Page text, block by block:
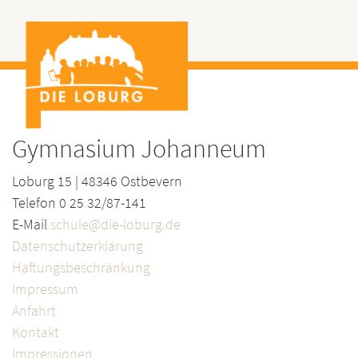
Gymnasium Johanneum
Loburg 15 | 48346 Ostbevern
Telefon 0 25 32/87-141
E-Mail schule@die-loburg.de
Datenschutzerklärung
Haftungsbeschränkung
Impressum
Anfahrt
Kontakt
Impressionen